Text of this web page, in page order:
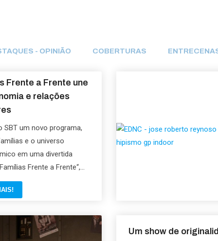
- OPINIÃO COBERTURAS
Frente a Frente une
e relações
SBT um novo programa,
e o universo
em uma divertida
Frente a Frente“,...
Um show de